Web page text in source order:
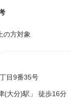
の方対象
目9番35号
(大分)駅」 徒歩16分